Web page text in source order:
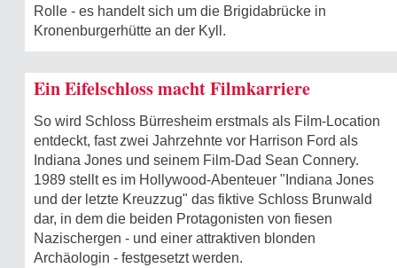
Rolle - es handelt sich um die Brigidabrücke in
Kronenburgerhütte an der Kyll.
Ein Eifelschloss macht Filmkarriere
So wird Schloss Bürresheim erstmals als Film-Location
entdeckt, fast zwei Jahrzehnte vor Harrison Ford als
Indiana Jones und seinem Film-Dad Sean Connery.
1989 stellt es im Hollywood-Abenteuer "Indiana Jones
und der letzte Kreuzzug" das fiktive Schloss Brunwald
dar, in dem die beiden Protagonisten von fiesen
Nazischergen - und einer attraktiven blonden
Archäologin - festgesetzt wer‍den.